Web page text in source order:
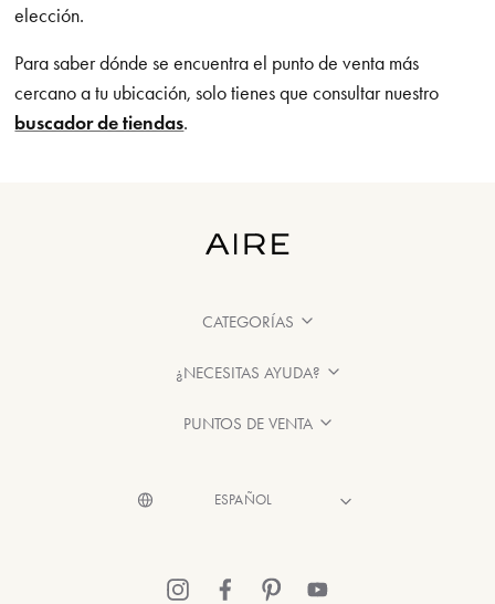
elección.
Para saber dónde se encuentra el punto de venta más
cercano a tu ubicación, solo tienes que consultar nuestro
buscador de tiendas.
CATEGORÍAS
¿NECESITAS AYUDA?
PUNTOS DE VENTA